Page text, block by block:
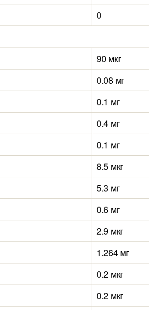
0
90 мкг
0.08 мг
0.1 мг
0.4 мг
0.1 мг
8.5 мкг
5.3 мг
0.6 мг
2.9 мкг
1.264 мг
0.2 мкг
0.2 мкг